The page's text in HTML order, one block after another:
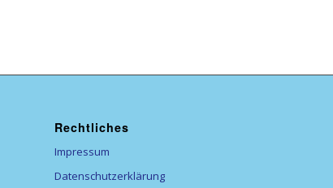
Rechtliches
Impressum
Datenschutzerklärung